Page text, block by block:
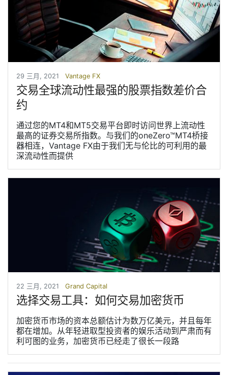
29 三月, 2021 Vantage FX
交易全球流动性最强的股票指数差价合
约
通过您的MT4和MT5交易平台即时访问世界上流动性
最高的证券交易所指数。与我们的oneZero™MT4桥接
器相连，Vantage FX由于我们无与伦比的可利用的最
深流动性而提供
22 三月, 2021 Grand Capital
选择交易工具：如何交易加密货币
加密货币市场的资本总额估计为数万亿美元，并且每年
都在增加。从年轻进取型投资者的娱乐活动到严肃而有
利可图的业务，加密货币已经走了很长一段路